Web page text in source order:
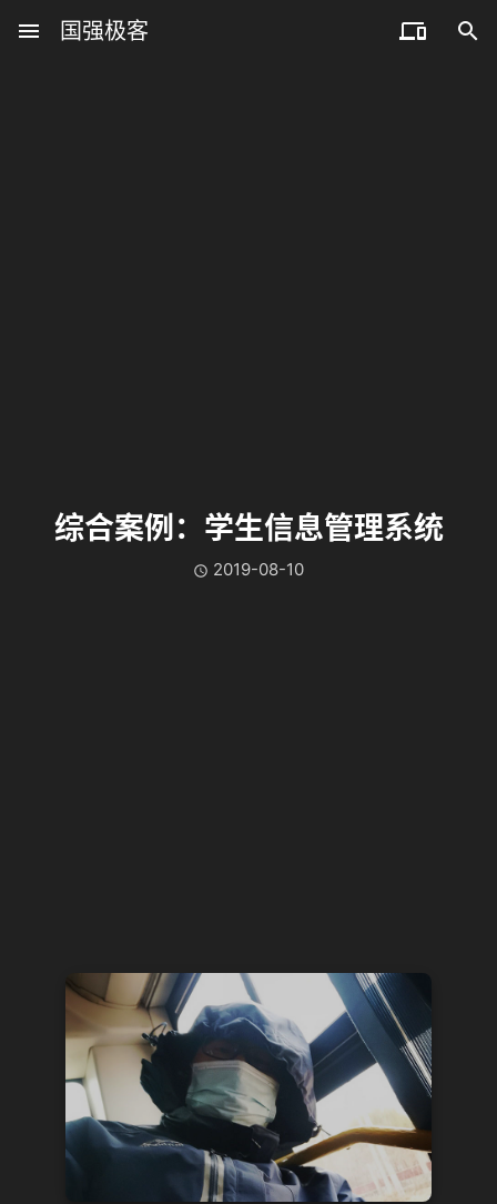
menu 国强极客  
综合案例：学生信息管理系统
 2019-08-10